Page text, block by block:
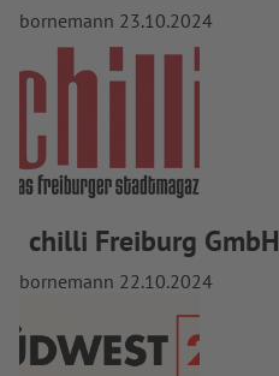
bornemann 23.10.2024
chilli Freiburg GmbH
bornemann 22.10.2024